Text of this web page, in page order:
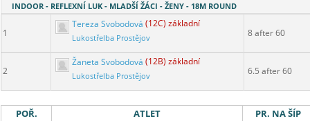
INDOOR - REFLEXNÍ LUK - MLADŠÍ ŽÁCI - ŽENY - 18M ROUND
1
Tereza Svobodová (12C) základní
Lukostřelba Prostějov 8 after 60
2
Žaneta Svobodová (12B) základní
Lukostřelba Prostějov 6.5 after 60
POŘ. ATLET PR. NA ŠÍP